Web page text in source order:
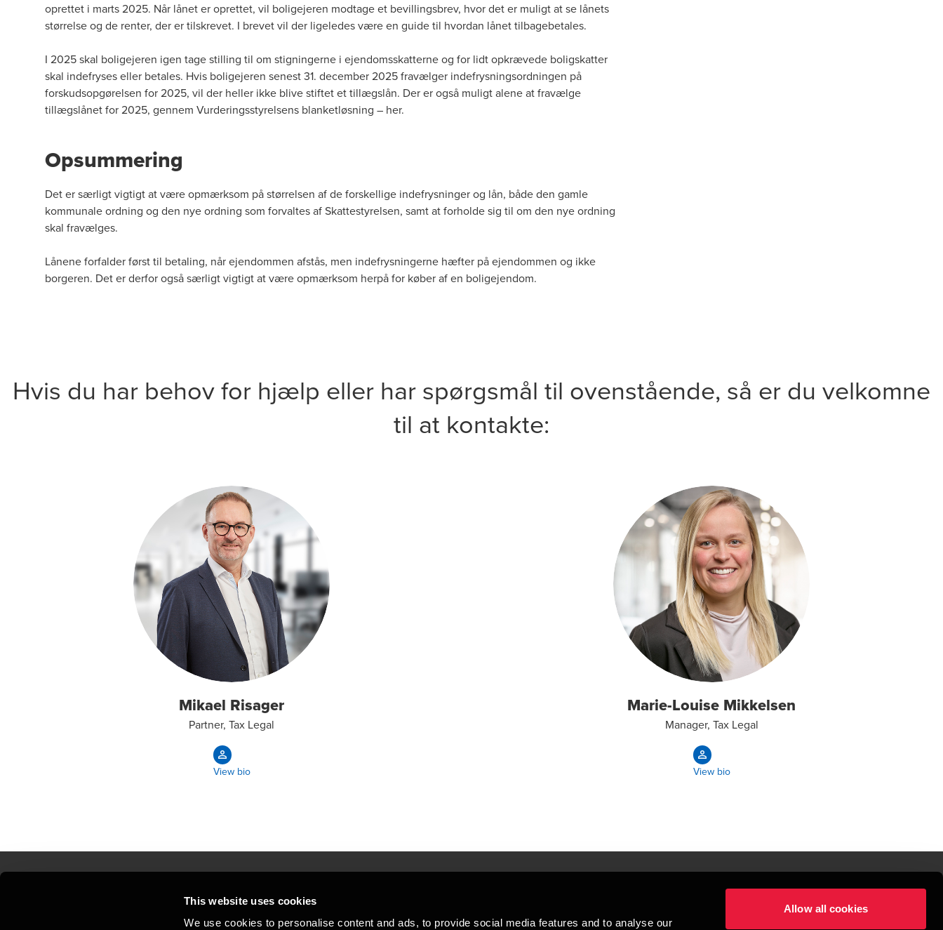
This website uses cookies
We use cookies to personalise content and ads, to provide social media features and to analyse our
Allow all cookies
oprettet i marts 2025. Når lånet er oprettet, vil boligejeren modtage et bevillingsbrev, hvor det er muligt at se lånets
størrelse og de renter, der er tilskrevet. I brevet vil der ligeledes være en guide til hvordan lånet tilbagebetales.
I 2025 skal boligejeren igen tage stilling til om stigningerne i ejendomsskatterne og for lidt opkrævede boligskatter
skal indefryses eller betales. Hvis boligejeren senest 31. december 2025 fravælger indefrysningsordningen på
forskudsopgørelsen for 2025, vil der heller ikke blive stiftet et tillægslån. Der er også muligt alene at fravælge
tillægslånet for 2025, gennem Vurderingsstyrelsens blanketløsning – her.
Opsummering
Det er særligt vigtigt at være opmærksom på størrelsen af de forskellige indefrysninger og lån, både den gamle
kommunale ordning og den nye ordning som forvaltes af Skattestyrelsen, samt at forholde sig til om den nye ordning
skal fravælges.
Lånene forfalder først til betaling, når ejendommen afstås, men indefrysningerne hæfter på ejendommen og ikke
borgeren. Det er derfor også særligt vigtigt at være opmærksom herpå for køber af en boligejendom.
Hvis du har behov for hjælp eller har spørgsmål til ovenstående, så er du velkomne
til at kontakte:
Mikael Risager
Partner, Tax Legal
View bio
Marie-Louise Mikkelsen
Manager, Tax Legal
View bio
Kontorsteder Mennesker, der hjælper mennesker